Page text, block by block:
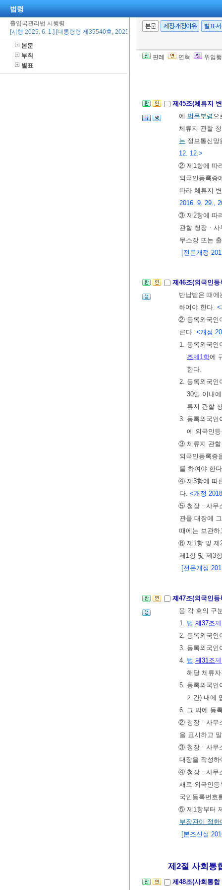
법령
출입국관리법 시행령
[시행 2025. 6. 1.] [대통령령 제35540호, 2025. 5. 27., 일부개정]
본문
부칙
별표
본문 제정·개정이유 별표·
판례 연혁 위임
변경 사실을
③ 시ㆍ군ㆍ구
국인등록표를
제45조(체류지
에 법무부령 으
체류지 관할
는 정보통신
12. 12.>
② 제1항에 따
외국인등록증
따라 체류지
2016. 9. 29.,
③ 제2항에 따
관할 청장ㆍ
무소장 또는
[전문개정
제46조(외국인
반납받은 때
하여야 한다. <
② 등록외국인
른다. <개정
1. 등록외국인
조제1항에
한다.
2. 등록외국인
30일 이내
류지 관할
3. 등록외국인
에 외국인
③ 체류지 관할
외국인등록증
를 하여야 한
④ 제3항에 따
다. <개정
⑤ 청장ㆍ사무
관물 대장에
때에는 보관
⑥ 제1항 및 제
제1항 및 제3
[전문개정
제47조(외국인
음 각 호의 구
1. 법 제37조
2. 등록외국인
3. 등록외국인
4. 법 제31조
해당 체류
5. 등록외국인
기간) 내에
6. 그 밖에 등
② 청장ㆍ사무
을 표시하고
③ 청장ㆍ사무
대장을 작성
④ 청장ㆍ사무
새로 외국인
국인등록번호
⑤ 제1항부터
부장관이 정한
[본조신설
제2절 사회통
제48조(사회통